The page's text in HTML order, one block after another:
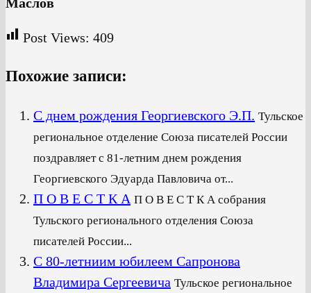
Post Views: 409
Похожие записи:
С днем рождения Георгиевского Э.П. Тульское
региональное отделение Союза писателей России
поздравляет с 81-летним днем рождения
Георгиевского Эдуарда Павловича от...
П О В Е С Т К А П О В Е С Т К А собрания
Тульского регионального отделения Союза
писателей России...
С 80-летниим юбилеем Сапронова
Владимира Сергеевича Тульское региональное